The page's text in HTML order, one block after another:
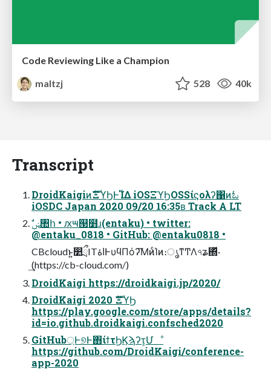
Code Reviewing Like a Champion
maltzj
528 40k
Transcript
DroidKaigiͷެࣜΞϓϦͰ࢝ΊΔ iOSΞϓϦOSSίϛολʔ΁ͷಓ
iOSDC Japan 2020 09/20 16:35ʙ Track A LT
@entaku_0818 • GitHub: @entaku0818 •
CBcloudͱ͍͏෺ྲྀITاۀͰυϥΠόʔ͞ΜͷͨΊͷ։ൃͳͲΛ৭ʑ΍ͬͯ·
͢(https://cb-cloud.com/)
DroidKaigi https://droidkaigi.jp/2020/
DroidKaigi 2020 ެࣜΞϓϦ
https://play.google.com/store/apps/details?
id=io.github.droidkaigi.confsched2020
GitHub্Ͱ୭Ͱ΋ίϯτϦϏϡʔτ͕Մೳ
https://github.com/DroidKaigi/conference-
app-2020